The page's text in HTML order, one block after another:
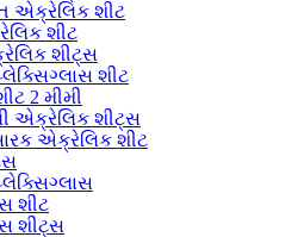
એક્રેલિક શીટ
શીટ
શીટ્સ
શીટ
2 મીમી
એક્રેલિક શીટ્સ
એક્રેલિક શીટ
શીટ
શીટ્સ